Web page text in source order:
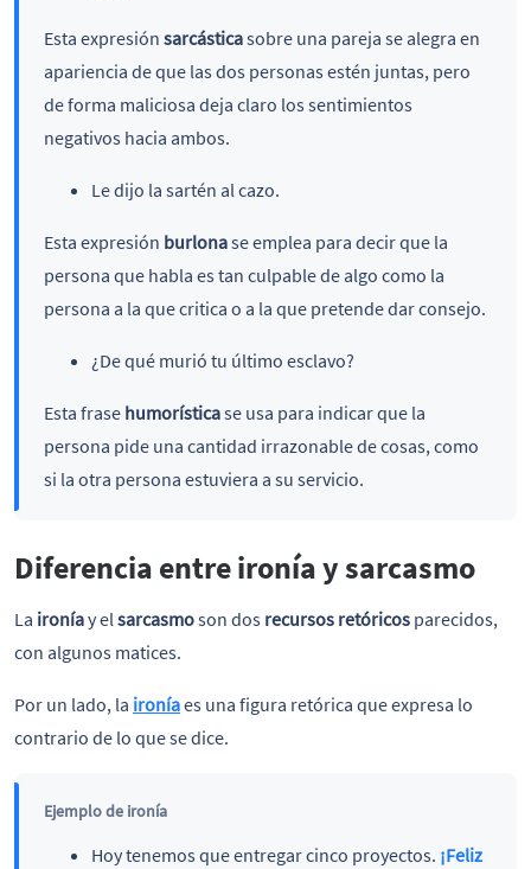
Esta expresión sarcásticasobre una pareja se alegra en
apariencia de que las dos personas estén juntas, pero
de forma maliciosa deja claro los sentimientos
negativos hacia ambos.
Le dijo la sartén al cazo.
Esta expresión burlonase emplea para decir que la
persona que habla es tan culpable de algo como la
persona a la que critica o a la que pretende dar consejo.
¿De qué murió tu último esclavo?
Esta frase humorísticase usa para indicar que la
persona pide una cantidad irrazonable de cosas, como
si la otra persona estuviera a su servicio.
Diferencia entre ironía y sarcasmo
La ironíay elsarcasmoson dos recursos retóricos parecidos,
con algunos matices.
Por un lado, la ironíaes una figura retórica que expresa lo
contrario de lo que se dice.
Ejemplo de ironía
Hoy tenemos que entregar cinco proyectos. ¡Feliz